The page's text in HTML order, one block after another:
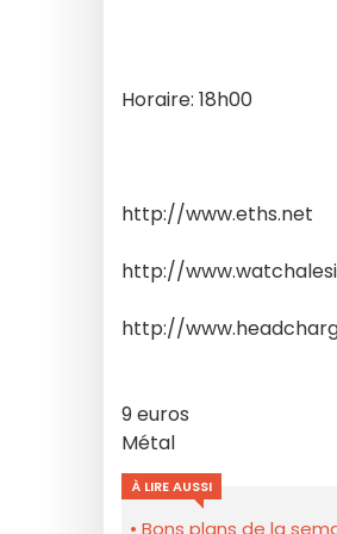
Horaire: 18h00
http://www.eths.net
http://
http://
9 euros
Métal
À LIRE AUSSI
Bons plans de la